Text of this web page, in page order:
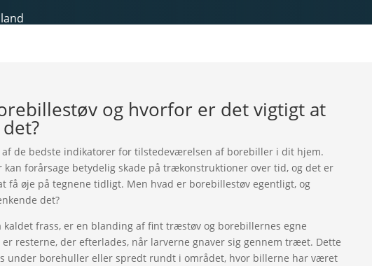
og hvorfor er det vigtigt at
af de bedste indikatorer for tilstedeværelsen af borebiller i dit hjem.
kan forårsage betydelig skade på trækonstruktioner over tid, og det er
få øje på tegnene tidligt. Men hvad er borebillestøv egentligt, og
det?
kaldet frass, er en blanding af fint træstøv og borebillernes egne
er resterne, der efterlades, når larverne gnaver sig gennem træet. Dette
under borehuller eller spredt rundt i området, hvor billerne har været